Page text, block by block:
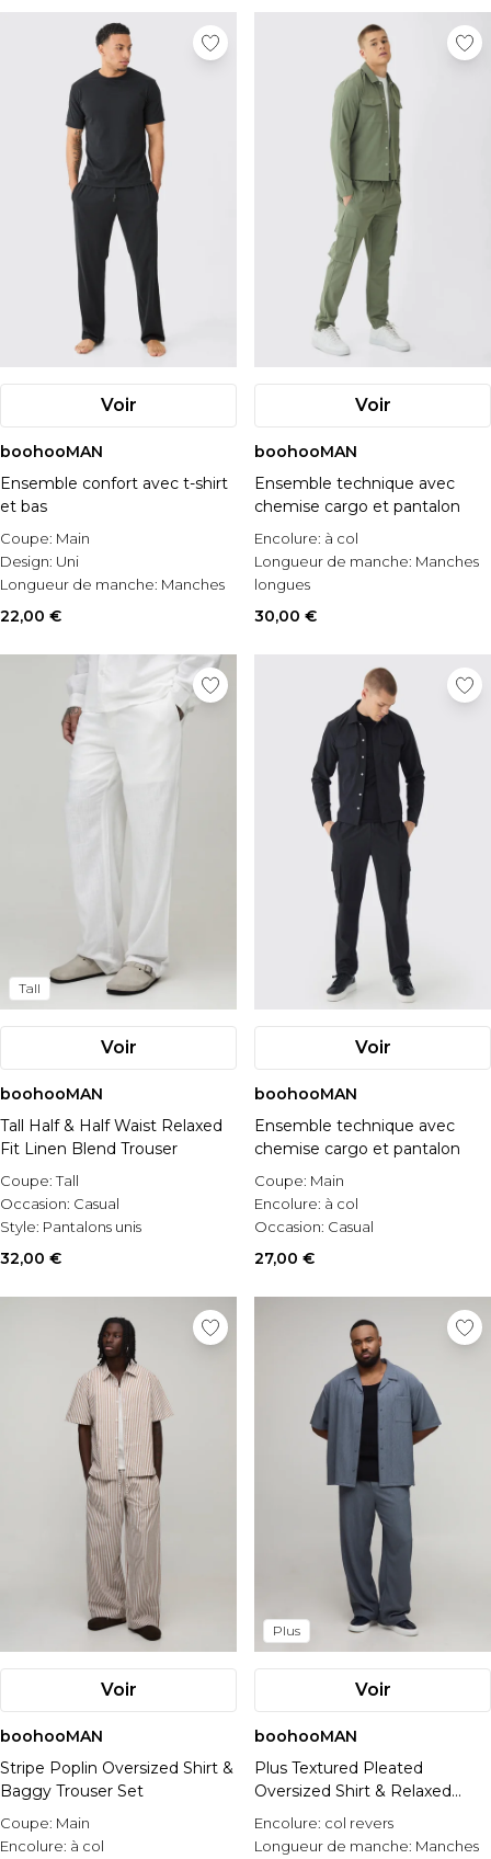
Voir
boohooMAN
Ensemble confort avec t-shirt
et bas
Coupe: Main
Design: Uni
Longueur de manche: Manches
courtes
22,00 €
Voir
boohooMAN
Ensemble technique avec
chemise cargo et pantalon
Encolure: à col
Longueur de manche: Manches
longues
Style:Ensemble chemise &
30,00 €
Tall
Voir
boohooMAN
Tall Half & Half Waist Relaxed
Fit Linen Blend Trouser
Coupe:Tall
Occasion: Casual
Style: Pantalons unis
32,00 €
Voir
boohooMAN
Ensemble technique avec
chemise cargo et pantalon
Coupe: Main
Encolure: à col
Occasion: Casual
27,00 €
Voir
boohooMAN
Stripe Poplin Oversized Shirt &
Baggy Trouser Set
Coupe: Main
Encolure: à col
Plus
Voir
boohooMAN
Plus Textured Pleated
Oversized Shirt & Relaxed
Trouser Set
Encolure: col revers
Longueur de manche: Manches